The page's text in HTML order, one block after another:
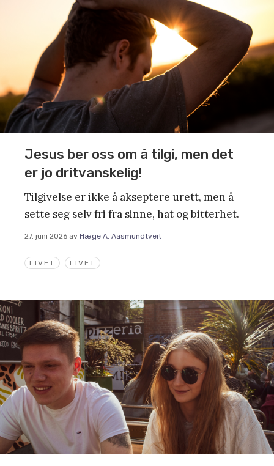
LIVET LIVET
Jesus ber oss om å tilgi, men det
er jo dritvanskelig!
Tilgivelse er ikke å akseptere urett, men å
sette seg selv fri fra sinne, hat og bitterhet.
27. juni 2026 av Hæge A. Aasmundtveit